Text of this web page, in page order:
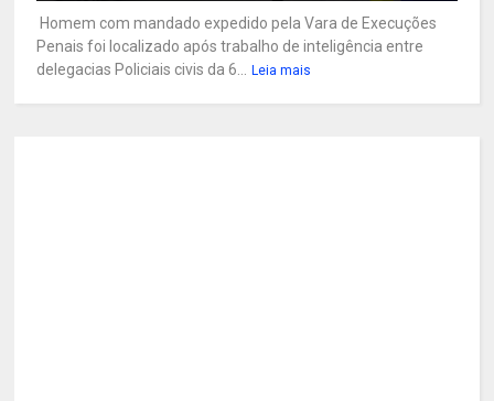
Homem com mandado expedido pela Vara de Execuções
Penais foi localizado após trabalho de inteligência entre
delegacias Policiais civis da 6...
Leia mais